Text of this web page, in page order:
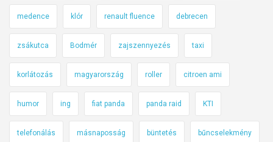
medence klór renault fluence debrecen
zsákutca Bodmér zajszennyezés taxi
korlátozás magyarország roller citroen ami
humor ing fiat panda panda raid KTI
telefonálás másnaposság büntetés bűncselekmény